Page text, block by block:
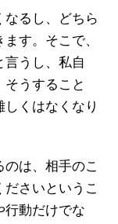
なるし、どちら
す。そこで、
言うし、私自
うすること
くはなくなり
は、相手のこ
ださいというこ
行動だけでな